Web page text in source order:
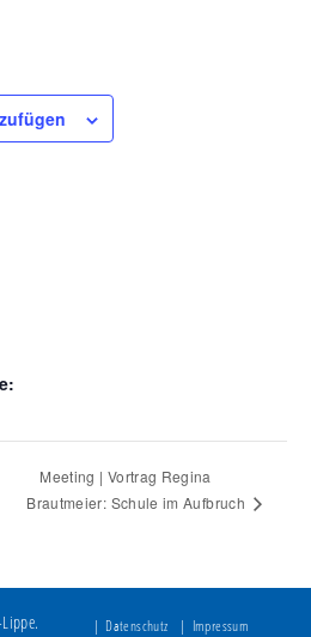
Meeting | Vortrag Regina
Brautmeier: Schule im Aufbruch
Datenschutz Impressum